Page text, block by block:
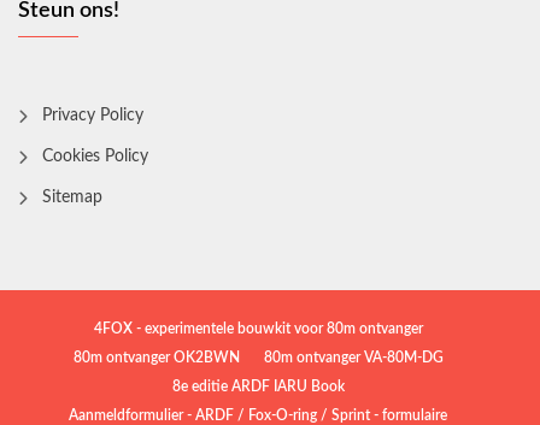
Steun ons!
Privacy Policy
Cookies Policy
Sitemap
4FOX - experimentele bouwkit voor 80m ontvanger
80m ontvanger OK2BWN
80m ontvanger VA-80M-DG
8e editie ARDF IARU Book
Aanmeldformulier - ARDF / Fox-O-ring / Sprint - formulaire